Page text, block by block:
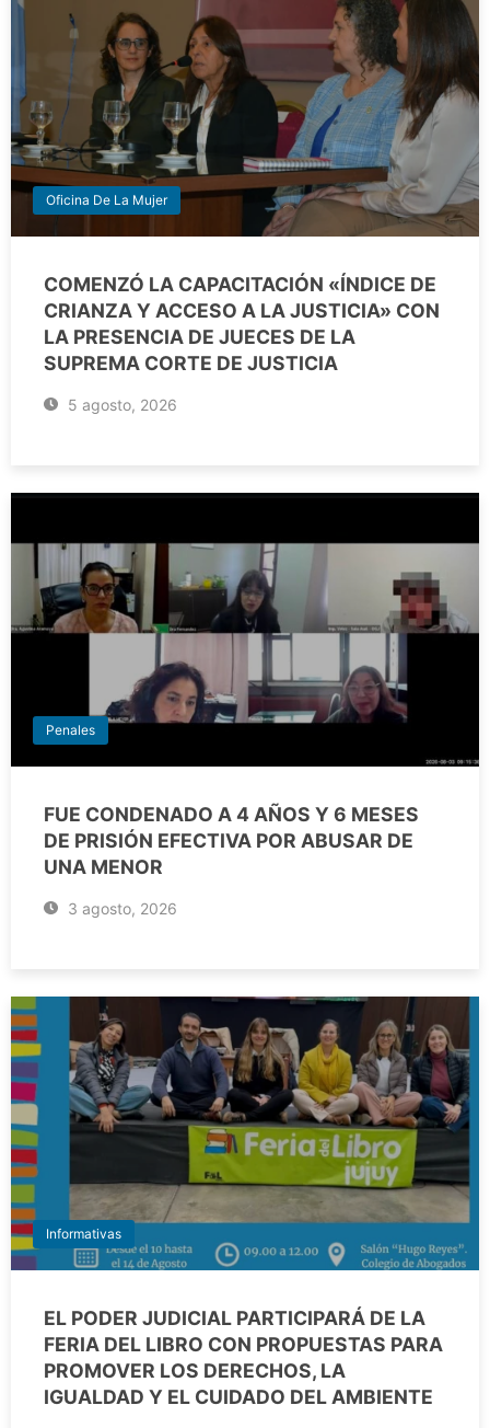
Oficina De La Mujer
COMENZÓ LA CAPACITACIÓN «ÍNDICE DE
CRIANZA Y ACCESO A LA JUSTICIA» CON
LA PRESENCIA DE JUECES DE LA
SUPREMA CORTE DE JUSTICIA
5 agosto, 2026
Penales
FUE CONDENADO A 4 AÑOS Y 6 MESES
DE PRISIÓN EFECTIVA POR ABUSAR DE
UNA MENOR
3 agosto, 2026
Informativas
EL PODER JUDICIAL PARTICIPARÁ DE LA
FERIA DEL LIBRO CON PROPUESTAS PARA
PROMOVER LOS DERECHOS, LA
IGUALDAD Y EL CUIDADO DEL AMBIENTE